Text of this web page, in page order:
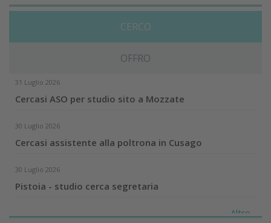
CERCO
OFFRO
31 Luglio 2026
Cercasi ASO per studio sito a Mozzate
30 Luglio 2026
Cercasi assistente alla poltrona in Cusago
30 Luglio 2026
Pistoia - studio cerca segretaria
Altro...